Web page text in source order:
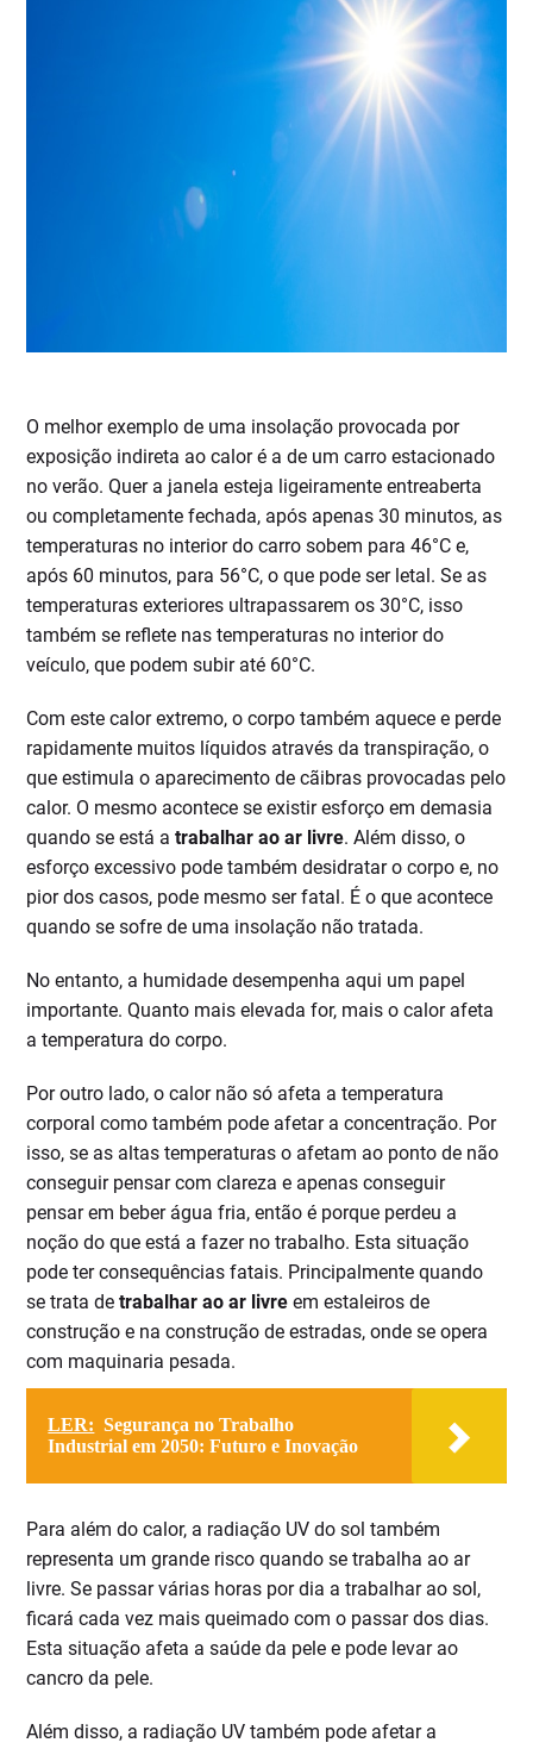
O melhor exemplo de uma insolação provocada por
exposição indireta ao calor é a de um carro estacionado
no verão. Quer a janela esteja ligeiramente entreaberta
ou completamente fechada, após apenas 30 minutos, as
temperaturas no interior do carro sobem para 46°C e,
após 60 minutos, para 56°C, o que pode ser letal. Se as
temperaturas exteriores ultrapassarem os 30°C, isso
também se reflete nas temperaturas no interior do
veículo, que podem subir até 60°C.
Com este calor extremo, o corpo também aquece e perde
rapidamente muitos líquidos através da transpiração, o
que estimula o aparecimento de cãibras provocadas pelo
calor. O mesmo acontece se existir esforço em demasia
quando se está atrabalhar ao ar livre. Além disso, o
esforço excessivo pode também desidratar o corpo e, no
pior dos casos, pode mesmo ser fatal. É o que acontece
quando se sofre de uma insolação não tratada.
No entanto, a humidade desempenha aqui um papel
importante. Quanto mais elevada for, mais o calor afeta
a temperatura do corpo.
Por outro lado, o calor não só afeta a temperatura
corporal como também pode afetar a concentração. Por
isso, se as altas temperaturas o afetam ao ponto de não
conseguir pensar com clareza e apenas conseguir
pensar em beber água fria, então é porque perdeu a
noção do que está a fazer no trabalho. Esta situação
pode ter consequências fatais. Principalmente quando
se trata detrabalhar ao ar livre em estaleiros de
construção e na construção de estradas, onde se opera
com maquinaria pesada.
LER: Segurança no Trabalho
Industrial em 2050: Futuro e Inovação
Para além do calor, a radiação UV do sol também
representa um grande risco quando se trabalha ao ar
livre. Se passar várias horas por dia a trabalhar ao sol,
ficará cada vez mais queimado com o passar dos dias.
Esta situação afeta a saúde da pele e pode levar ao
cancro da pele.
Além disso, a radiação UV também pode afetar a